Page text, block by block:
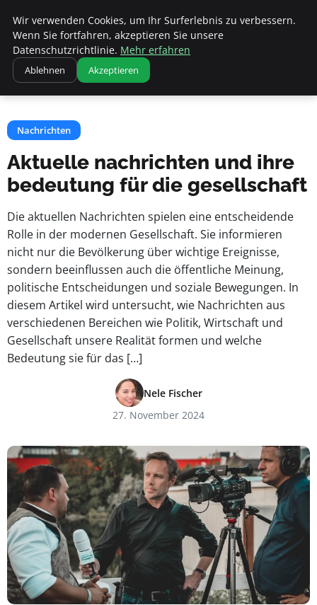
Apemania Shop
Startseite
Nachrichten
Aktuelle nachrichten und ihre bedeutung für die gesellschaft
Nachrichten
Aktuelle nachrichten und ihre
bedeutung für die gesellschaft
Die aktuellen Nachrichten spielen eine entscheidende
Rolle in der modernen Gesellschaft. Sie informieren
nicht nur die Bevölkerung über wichtige Ereignisse,
sondern beeinflussen auch die öffentliche Meinung,
politische Entscheidungen und soziale Bewegungen. In
diesem Artikel wird untersucht, wie Nachrichten aus
verschiedenen Bereichen wie Politik, Wirtschaft und
Gesellschaft unsere Realität formen und welche
Bedeutung sie für das […]
Nele Fischer
27. November 2024
Wir verwenden Cookies, um Ihr Surferlebnis zu verbessern.
Wenn Sie fortfahren, akzeptieren Sie unsere
Datenschutzrichtlinie. Mehr erfahren
Ablehnen Akzeptieren